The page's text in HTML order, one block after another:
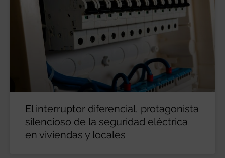
El interruptor diferencial, protagonista
silencioso de la seguridad eléctrica
en viviendas y locales